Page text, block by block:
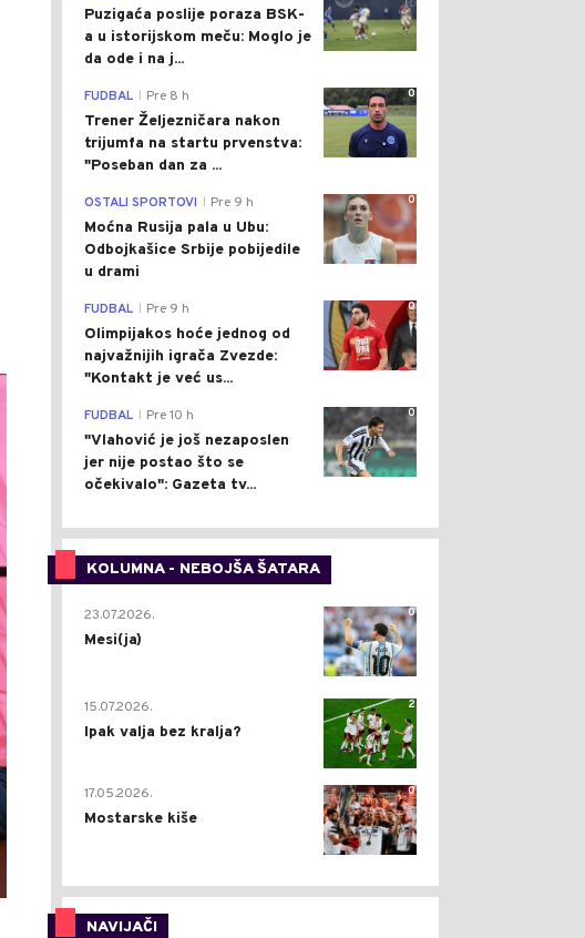
Puzigaća poslije poraza BSK-
a u istorijskom meču: Moglo je
da ode i na j...
0
FUDBAL Pre 8 h
Trener Željezničara nakon
trijumfa na startu prvenstva:
"Poseban dan za ...
0
OSTALI SPORTOVI Pre 9 h
Moćna Rusija pala u Ubu:
Odbojkašice Srbije pobijedile
u drami
0
FUDBAL Pre 9 h
Olimpijakos hoće jednog od
najvažnijih igrača Zvezde:
"Kontakt je već us...
0
FUDBAL Pre 10 h
"Vlahović je još nezaposlen
jer nije postao što se
očekivalo": Gazeta tv...
KOLUMNA - NEBOJŠA ŠATARA
0
23.07.2026.
Mesi(ja)
2
15.07.2026.
Ipak valja bez kralja?
0
17.05.2026.
Mostarske kiše
NAVIJAČI